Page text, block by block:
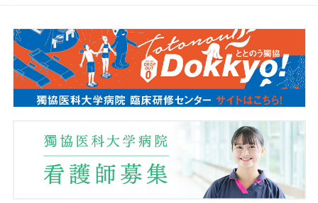
小児外科
脳神経外科
心臓・血管外科
認知症疾患医療センター
総合周産期母子医療センター
とちぎ子ども医療センター
消化器内視鏡センター
薬剤部
看護部
事務部
医療安全推進センター
感染制御センター